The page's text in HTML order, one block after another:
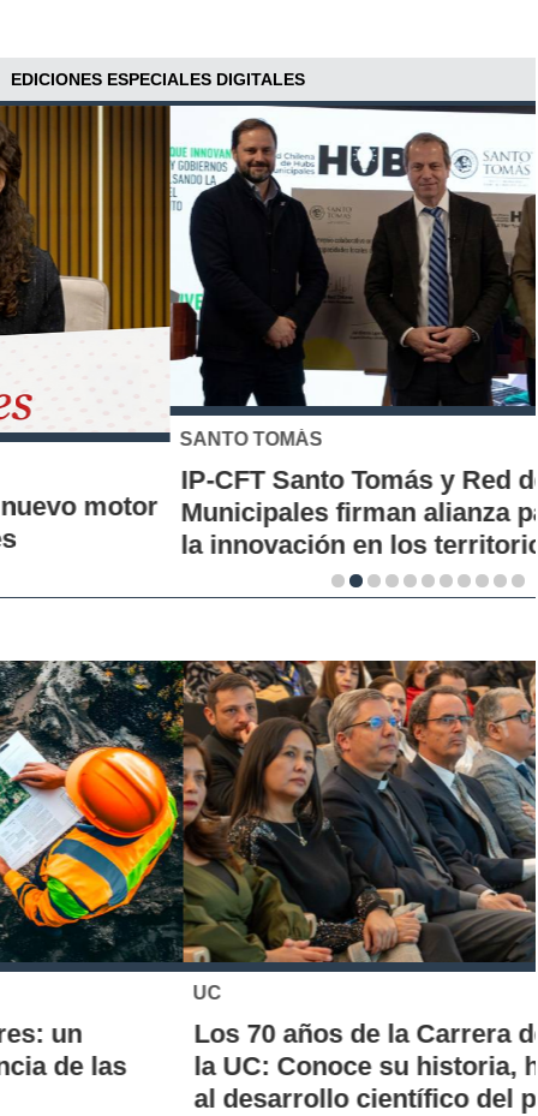
EDICIONES ESPECIALES DIGITALES
SANTO TOMÁS
IP-CFT Santo Tomás y Red de Hubs
Municipales firman alianza para impulsar
la innovación en los territorios
Los 70 años de la Carrera de Química de
la UC: Conoce su historia, hitos y aporte
al desarrollo científico del país